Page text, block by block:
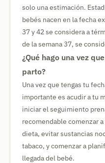
solo una estimación.
bebés nacen en la fecha
37 y 42 se considera a
de la semana 37, se
¿Qué hago una vez
parto?
Una vez que tengas tu
importante es acudir a tu
iniciar el seguimiento
recomendable comenzar
dieta, evitar sustancias
tabaco, y comenzar a
llegada del bebé.